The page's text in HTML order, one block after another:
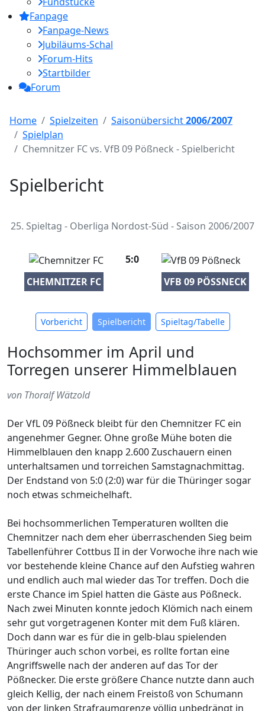
Fanpage
Fanpage-News
Jubiläums-Schal
Forum-Hits
Startbilder
Forum
Home Spielzeiten Saisonübersicht2006/2007
Spielplan
Chemnitzer FC vs. VfB 09 Pößneck - Spielbericht
Spielbericht
25. Spieltag - Oberliga Nordost-Süd - Saison 2006/2007
CHEMNITZER FC
5:0
VFB 09 PÖSSNECK
Vorbericht Spielbericht Spieltag/Tabelle
Hochsommer im April und
Torregen unserer Himmelblauen
von Thoralf Wätzold
Der VfL 09 Pößneck bleibt für den Chemnitzer FC ein
angenehmer Gegner. Ohne große Mühe boten die
Himmelblauen den knapp 2.600 Zuschauern einen
unterhaltsamen und torreichen Samstagnachmittag.
Der Endstand von 5:0 (2:0) war für die Thüringer sogar
noch etwas schmeichelhaft.
Bei hochsommerlichen Temperaturen wollten die
Chemnitzer nach dem eher überraschenden Sieg beim
Tabellenführer Cottbus II in der Vorwoche ihre nach wie
vor bestehende kleine Chance auf den Aufstieg wahren
und endlich auch mal wieder das Tor treffen. Doch die
erste Chance im Spiel hatten die Gäste aus Pößneck.
Nach zwei Minuten konnte jedoch Klömich nach einem
sehr gut vorgetragenen Konter mit dem Fuß klären.
Doch dann war es für die in gelb-blau spielenden
Thüringer auch schon vorbei, es rollte fortan eine
Angriffswelle nach der anderen auf das Tor der
Pößnecker. Die erste größere Chance nutzte dann auch
gleich Kellig, der nach einem Freistoß von Schumann
von der linken Strafraumgrenze völlig unbedrängt in